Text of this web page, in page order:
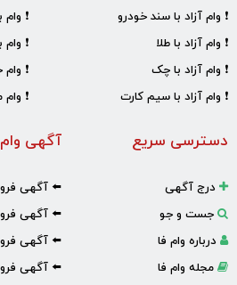
❗
❗
❗ وام
❗
❗ وام آزاد با سند خودرو
❗ وام آزاد با طلا
❗ وام آزاد با چک
❗ وام آزاد با سیم کارت
آگهی
⬅️ آگهی
⬅️ آگهی
⬅️ آگهی
⬅️ آگهی
دسترسی سریع
درج آگهی
جست و جو
درباره وام فا
مجله وام فا